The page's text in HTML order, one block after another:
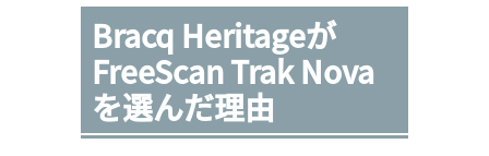
Bracq Heritageが
FreeScan Trak Nova
を選んだ理由